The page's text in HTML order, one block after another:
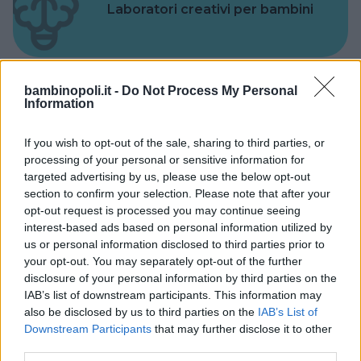
bambinopoli.it - Do Not Process My Personal
Information
If you wish to opt-out of the sale, sharing to third parties, or
processing of your personal or sensitive information for
targeted advertising by us, please use the below opt-out
section to confirm your selection. Please note that after your
opt-out request is processed you may continue seeing
interest-based ads based on personal information utilized by
us or personal information disclosed to third parties prior to
your opt-out. You may separately opt-out of the further
disclosure of your personal information by third parties on the
IAB’s list of downstream participants. This information may
also be disclosed by us to third parties on the IAB’s List of
Downstream Participants that may further disclose it to other
Laboratori creativi per bambini
Feste
Kinderheim